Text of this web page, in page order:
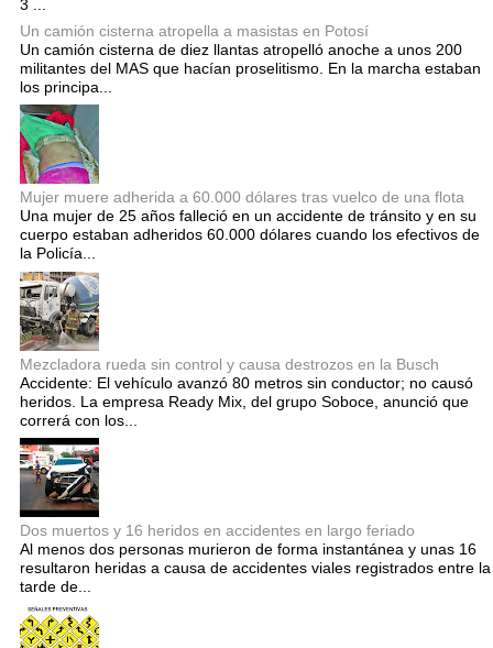
3 ...
Un camión cisterna atropella a masistas en Potosí
Un camión cisterna de diez llantas atropelló anoche a unos 200
militantes del MAS que hacían proselitismo. En la marcha estaban
los principa...
Mujer muere adherida a 60.000 dólares tras vuelco de una flota
Una mujer de 25 años falleció en un accidente de tránsito y en su
cuerpo estaban adheridos 60.000 dólares cuando los efectivos de
la Policía...
Mezcladora rueda sin control y causa destrozos en la Busch
Accidente: El vehículo avanzó 80 metros sin conductor; no causó
heridos. La empresa Ready Mix, del grupo Soboce, anunció que
correrá con los...
Dos muertos y 16 heridos en accidentes en largo feriado
Al menos dos personas murieron de forma instantánea y unas 16
resultaron heridas a causa de accidentes viales registrados entre la
tarde de...